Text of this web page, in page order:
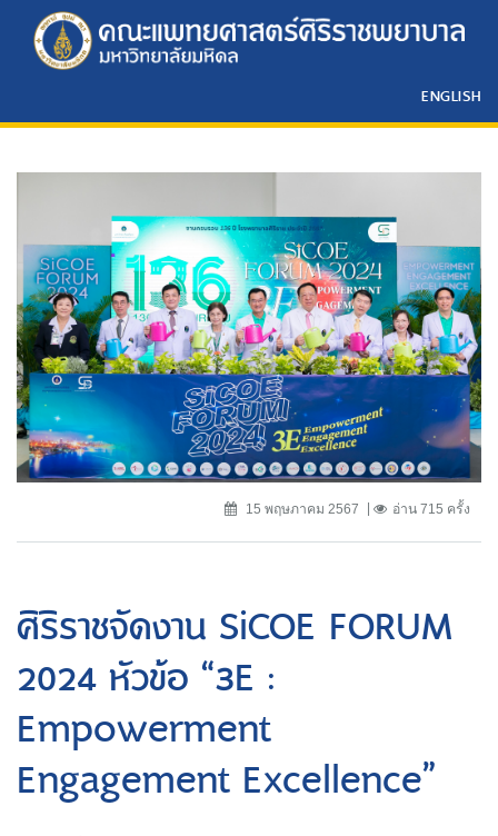
ENGLISH
15 พฤษภาคม 2567 อ่าน 715 ครั้ง
ศิริราชจัดงาน SiCOE FORUM
2024 หัวข้อ “3E :
Empowerment
Engagement Excellence”